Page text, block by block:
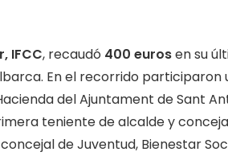
IFCC, recaudó 400 eurosen su
En el recorrido participaron
del Ajuntament de Sant
teniente de alcalde y
de Juventud, Bienestar